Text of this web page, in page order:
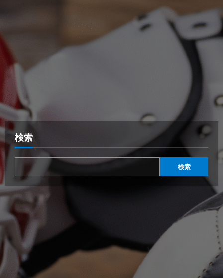
検索
検索